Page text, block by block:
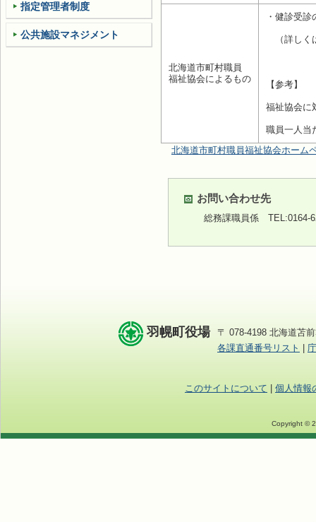
北海道市町村職員
福祉協会によるもの
・健診受
（詳し
【参考】
福祉協会
職員一人
北海道市町村職員福祉協会ホーム
お問い合わせ先
総務課職員係 TEL:0164-
指定管理者制度
公共施設マネジメント
羽幌町役場
〒 078-4198 北海道苫
各課直通番号リスト
このサイトについて 個人情報
Copyright ©